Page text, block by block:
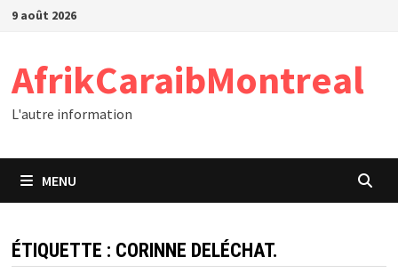
Passer
9 août 2026
AfrikCaraibMontreal
L'autre information
MENU
ÉTIQUETTE : CORINNE DELÉCHAT.